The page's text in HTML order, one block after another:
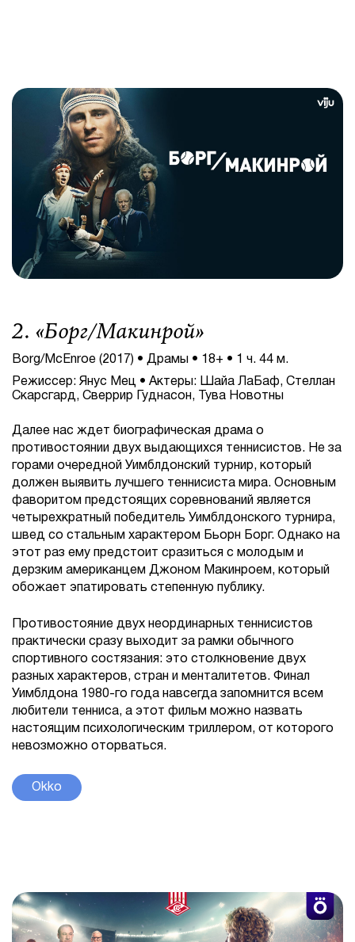
2. «Борг/Макинрой»
Borg/McEnroe (2017) • Драмы • 18+ • 1 ч. 44 м.
Режиссер: Янус Мец • Актеры: Шайа ЛаБаф, Стеллан
Скарсгард, Сверрир Гуднасон, Тува Новотны
Далее нас ждет биографическая драма о
противостоянии двух выдающихся теннисистов. Не за
горами очередной Уимблдонский турнир, который
должен выявить лучшего теннисиста мира. Основным
фаворитом предстоящих соревнований является
четырехкратный победитель Уимблдонского турнира,
швед со стальным характером Бьорн Борг. Однако на
этот раз ему предстоит сразиться с молодым и
дерзким американцем Джоном Макинроем, который
обожает эпатировать степенную публику.
Противостояние двух неординарных теннисистов
практически сразу выходит за рамки обычного
спортивного состязания: это столкновение двух
разных характеров, стран и менталитетов. Финал
Уимблдона 1980-го года навсегда запомнится всем
любители тенниса, а этот фильм можно назвать
настоящим психологическим триллером, от которого
невозможно оторваться.
Okko